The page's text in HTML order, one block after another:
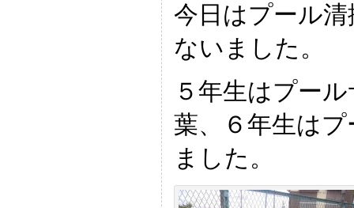
今日はプール
ないました。
５年生はプー
葉、６年生は
ました。